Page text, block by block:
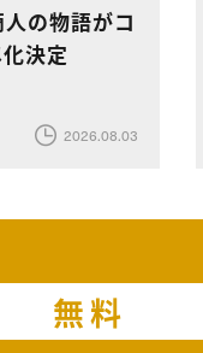
の物語がコ
決定
2026.08.03
無料